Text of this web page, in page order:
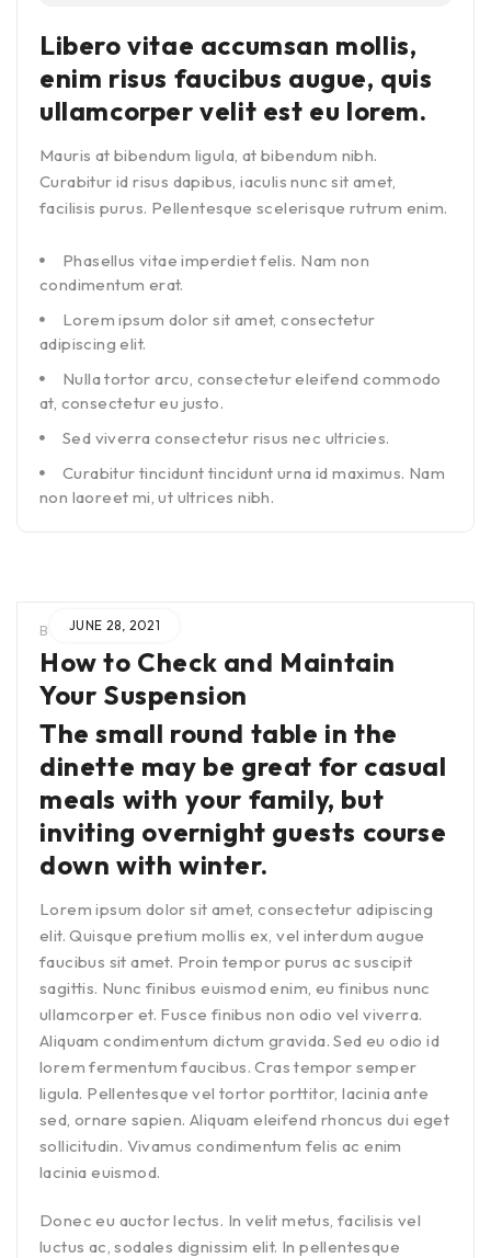
Libero vitae accumsan mollis,
enim risus faucibus augue, quis
ullamcorper velit est eu lorem.
Mauris at bibendum ligula, at bibendum nibh.
Curabitur id risus dapibus, iaculis nunc sit amet,
facilisis purus. Pellentesque scelerisque rutrum enim.
Phasellus vitae imperdiet felis. Nam non
condimentum erat.
Lorem ipsum dolor sit amet, consectetur
adipiscing elit.
Nulla tortor arcu, consectetur eleifend commodo
at, consectetur eu justo.
Sed viverra consectetur risus nec ultricies.
Curabitur tincidunt tincidunt urna id maximus. Nam
non laoreet mi, ut ultrices nibh.
JUNE 28, 2021
BY ADMIN IN
How to Check and Maintain
Your Suspension
The small round table in the
dinette may be great for casual
meals with your family, but
inviting overnight guests course
down with winter.
Lorem ipsum dolor sit amet, consectetur adipiscing
elit. Quisque pretium mollis ex, vel interdum augue
faucibus sit amet. Proin tempor purus ac suscipit
sagittis. Nunc finibus euismod enim, eu finibus nunc
ullamcorper et. Fusce finibus non odio vel viverra.
Aliquam condimentum dictum gravida. Sed eu odio id
lorem fermentum faucibus. Cras tempor semper
ligula. Pellentesque vel tortor porttitor, lacinia ante
sed, ornare sapien. Aliquam eleifend rhoncus dui eget
sollicitudin. Vivamus condimentum felis ac enim
lacinia euismod.
Donec eu auctor lectus. In velit metus, facilisis vel
luctus ac, sodales dignissim elit. In pellentesque